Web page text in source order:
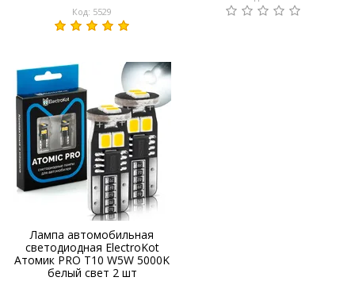
Код: 5529
Лампа автомобильная
светодиодная ElectroKot
Атомик PRO T10 W5W 5000K
белый свет 2 шт